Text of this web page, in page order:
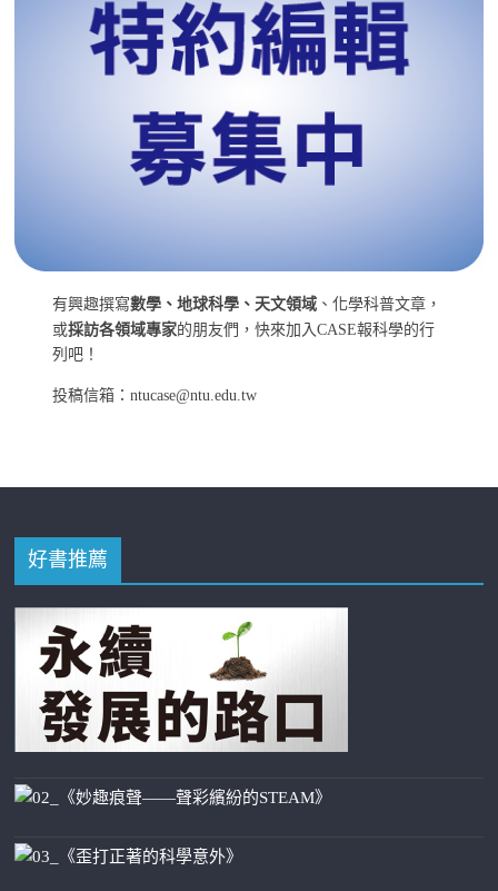
有興趣撰寫數學、地球科學、天文領域 、化學科普文章，
或採訪各領域專家的朋友們，快來加入CASE報科學的行
列吧！
投稿信箱：ntucase@ntu.edu.tw
好書推薦